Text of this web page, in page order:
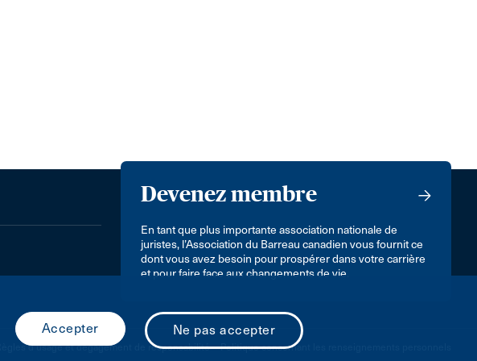
Devenez membre
En tant que plus importante association nationale de
juristes, l’Association du Barreau canadien vous fournit ce
dont vous avez besoin pour prospérer dans votre carrière
et pour faire face aux changements de vie.
Règles d'usage et dégagement de responsabilité Politique concernant les renseignements personnels